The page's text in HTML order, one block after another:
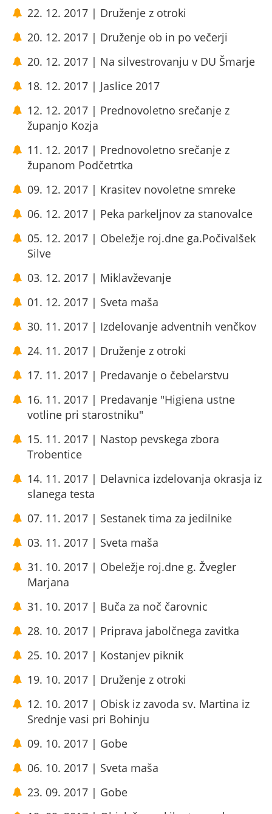
22. 12. 2017 | Druženje z otroki
20. 12. 2017 | Druženje ob in po večerji
20. 12. 2017 | Na silvestrovanju v DU Šmarje
18. 12. 2017 | Jaslice 2017
12. 12. 2017 | Prednovoletno srečanje z
županjo Kozja
11. 12. 2017 | Prednovoletno srečanje z
županom Podčetrtka
09. 12. 2017 | Krasitev novoletne smreke
06. 12. 2017 | Peka parkeljnov za stanovalce
05. 12. 2017 | Obeležje roj.dne ga.Počivalšek
Silve
03. 12. 2017 | Miklavževanje
01. 12. 2017 | Sveta maša
30. 11. 2017 | Izdelovanje adventnih venčkov
24. 11. 2017 | Druženje z otroki
17. 11. 2017 | Predavanje o čebelarstvu
16. 11. 2017 | Predavanje "Higiena ustne
votline pri starostniku"
15. 11. 2017 | Nastop pevskega zbora
Trobentice
14. 11. 2017 | Delavnica izdelovanja okrasja iz
slanega testa
07. 11. 2017 | Sestanek tima za jedilnike
03. 11. 2017 | Sveta maša
31. 10. 2017 | Obeležje roj.dne g. Žvegler
Marjana
31. 10. 2017 | Buča za noč čarovnic
28. 10. 2017 | Priprava jabolčnega zavitka
25. 10. 2017 | Kostanjev piknik
19. 10. 2017 | Druženje z otroki
12. 10. 2017 | Obisk iz zavoda sv. Martina iz
Srednje vasi pri Bohinju
09. 10. 2017 | Gobe
06. 10. 2017 | Sveta maša
23. 09. 2017 | Gobe